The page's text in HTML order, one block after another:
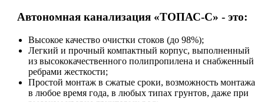
Автономная канализация «ТОПАС-С» - это:
Высокое качество очистки стоков (до 98%);
Легкий и прочный компактный корпус, выполненный
из высококачественного полипропилена и снабженный
ребрами жесткости;
Простой монтаж в сжатые сроки, возможность монтажа
в любое время года, в любых типах грунтов, даже при